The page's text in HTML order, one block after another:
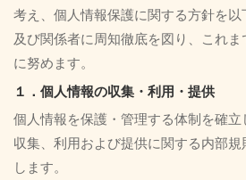
考え、個人情報保護に関する方針を
及び関係者に周知徹底を図り、これ
に努めます。
１．個人情報の収集・利用・提供
個人情報を保護・管理する体制を確
収集、利用および提供に関する内部
します。